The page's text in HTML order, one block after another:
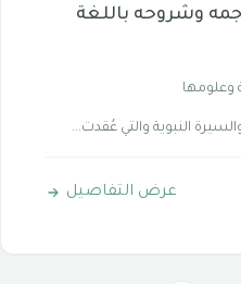
وشروحه باللغة
وعلومها
النبوية والتي عُقدت...
عرض التفاصيل